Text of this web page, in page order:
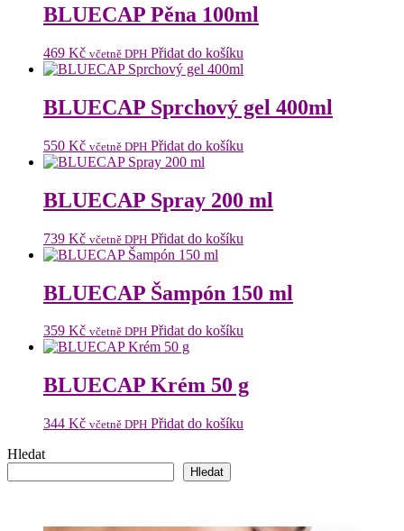
BLUECAP Pěna 100ml
469 Kč včetně DPH Přidat do košíku
BLUECAP Sprchový gel 400ml
550 Kč včetně DPH Přidat do košíku
BLUECAP Spray 200 ml
739 Kč včetně DPH Přidat do košíku
BLUECAP Šampón 150 ml
359 Kč včetně DPH Přidat do košíku
BLUECAP Krém 50 g
344 Kč včetně DPH Přidat do košíku
Hledat
Hledat